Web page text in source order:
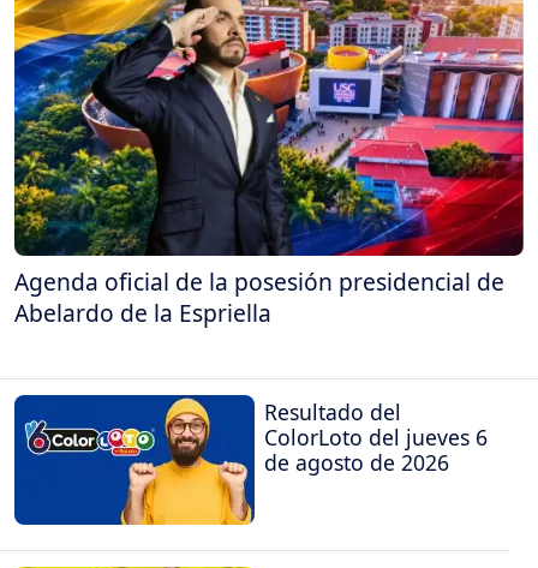
Agenda oficial de la posesión presidencial de
Abelardo de la Espriella
Resultado del
ColorLoto del jueves 6
de agosto de 2026